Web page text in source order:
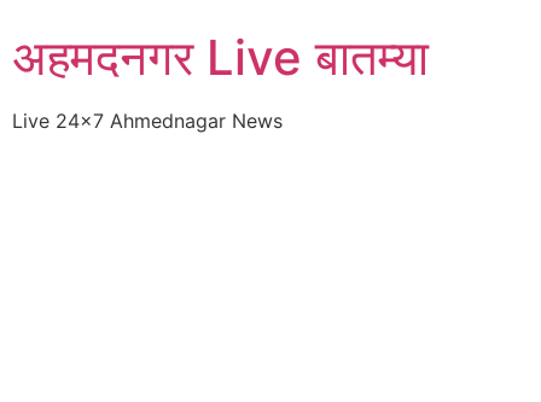
to
content
अहमदनगर Live बातम्या
Live 24×7 Ahmednagar News